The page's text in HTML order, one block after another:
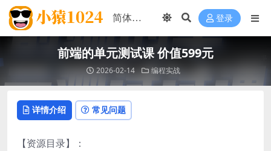
登录
前端的单元测试课 价值599元
2026-02-14 编程实战
详情介绍 常见问题
【资源目录】：